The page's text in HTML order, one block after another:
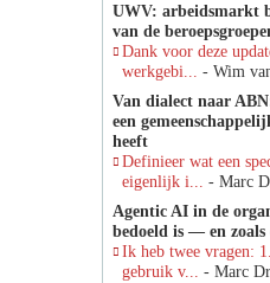
UWV: arbeidsmarkt
van de
Dank voor deze
werkgebi... - Wim
Van dialect naar
een
heeft
Definieer wat een
eigenlijk i... - Marc
Agentic AI in de
bedoeld is — en
Ik heb twee vragen:
gebruik v... - Marc